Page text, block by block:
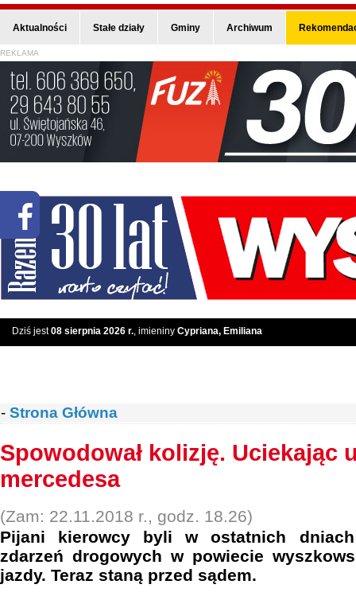
Aktualności Stałe działy Gminy Archiwum
REKLAMA
Dziś jest08 sierpnia 2026 r., imieniny Cypriana, Emiliana
- Strona Główna
Spowodował kolizję. Uciekając
mercedesa
(Zam: 22.11.2018 r., godz. 18.26)
Pijani kierowcy byli w ostatnich
zdarzeń drogowych w powiecie
jazdy. Teraz staną przed sądem.